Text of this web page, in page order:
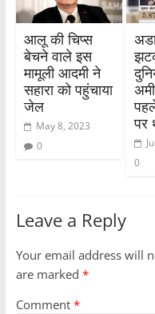
आलू की चिप्स
बेचने वाले इस
मामूली आदमी ने
सहारा को पहुंचाया
जेल
May 8, 2023
0
पर
0
Leave a Reply
Your email address will
are marked *
Comment *